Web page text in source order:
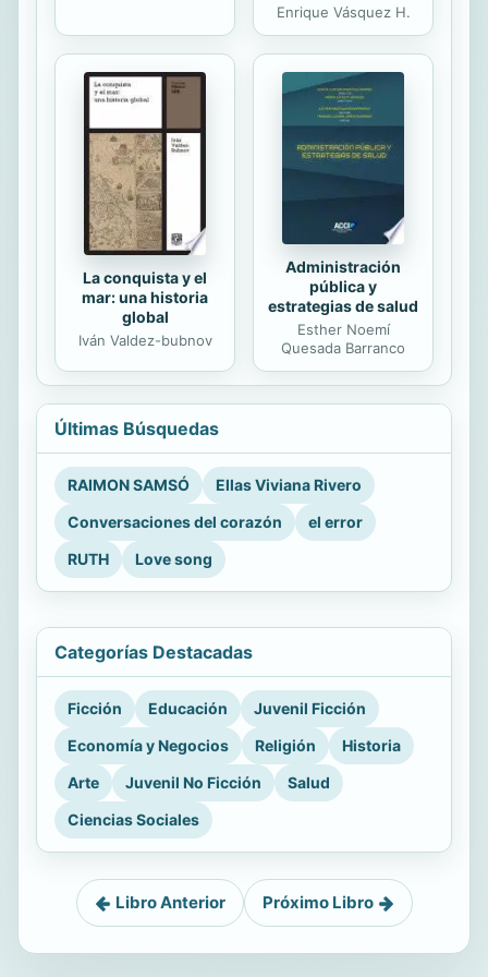
Enrique Vásquez H.
La conquista y el
mar: una historia
global
Iván Valdez-bubnov
Administración
pública y
estrategias de salud
Esther Noemí
Quesada Barranco
Últimas Búsquedas
RAIMON SAMSÓ
Ellas Viviana Rivero
Conversaciones del corazón
el error
RUTH
Love song
Categorías Destacadas
Ficción Educación
Juvenil Ficción
Economía y Negocios
Religión
Historia
Arte
Juvenil No Ficción
Salud
Ciencias Sociales
Libro Anterior Próximo Libro